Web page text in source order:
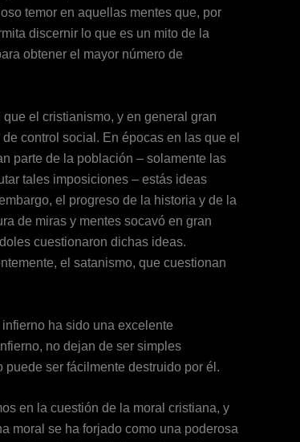
temor en aquellas mentes que, por
discernir lo que es un mito de la
obtener el mayor número de
el cristianismo, y en general gran
control social. En épocas en las que el
parte de la población – solamente las
tales imposiciones – estás ideas
el progreso de la historia y de la
de miras y mentes socavó en gran
cuestionaron dichas ideas.
el satanismo, que cuestionan
ha sido una excelente
no dejan de ser simples
ser fácilmente destruido por él.
en la cuestión de la moral cristiana, y
moral se ha forjado como una poderosa